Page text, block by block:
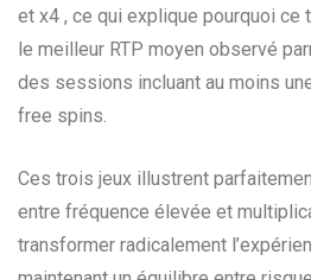
et x4 , ce qui explique pourquoi
le meilleur RTP moyen observé
des sessions incluant au moins
free spins.
Ces trois jeux illustrent
entre fréquence élevée et
transformer radicalement